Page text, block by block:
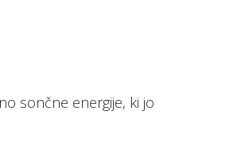
sončne energije, ki jo